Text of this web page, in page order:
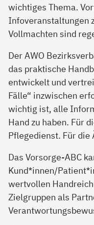
wichtiges Thema.
Infoveranstaltungen
Vollmachten sind
Der AWO
das praktische
entwickelt und
Fälle“ inzwischen
wichtig ist, alle
Hand zu haben. Für
Pflegedienst. Für die
Das Vorsorge-ABC
Kund*innen/
wertvollen
Zielgruppen als